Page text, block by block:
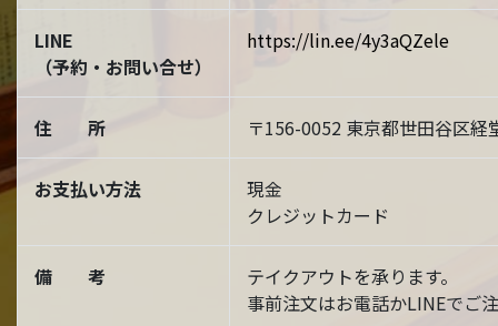
LINE
（予約・お問い合せ）
https://lin.ee/4y3aQZele
住 所 〒156-0052 東京都世田谷区
お支払い方法
現金
クレジットカード
備 考
テイクアウトを承ります。
事前注文はお電話かLINEでご